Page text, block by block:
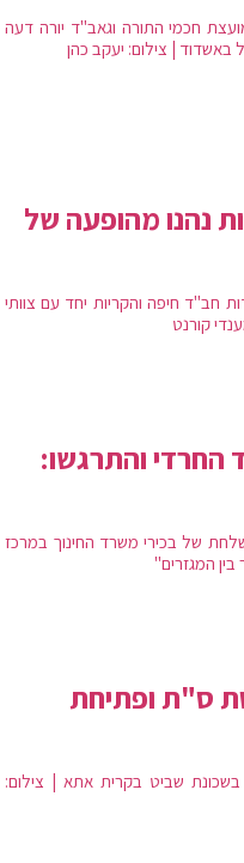
חכמי התורה וגאב"ד יורה דעה
באשדוד | צילום: יעקב כהן
נהנו מהופעה של
חב"ד חיפה והקריות יחד עם צוותי
קורנט
החרדי והתרגשו:
של בכירי משרד החינוך במרכז
המגזרים"
ס"ת ופתיחת
שביט בקרית אתא | צילום: